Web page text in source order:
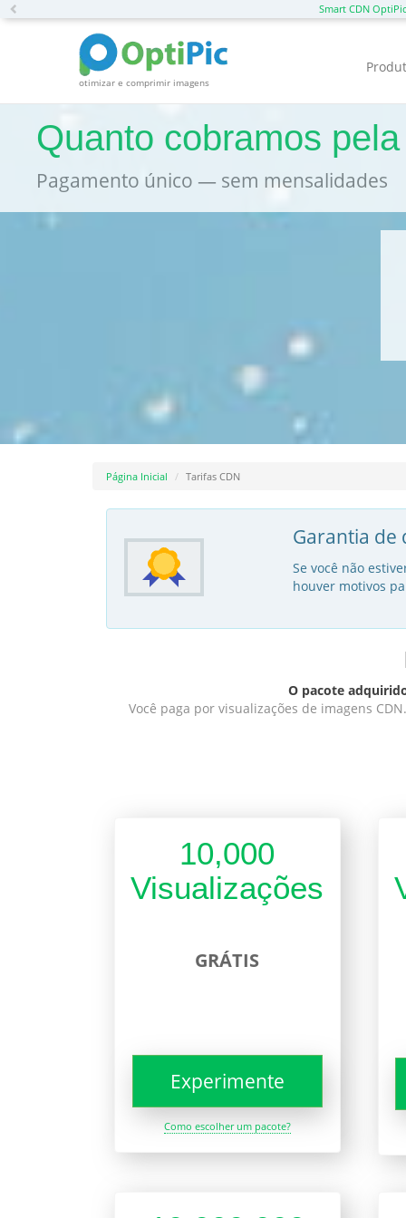
Smart CDN OptiPic
otimizar e comprimir imagens
Quanto cobramos
Pagamento único — sem mensalidades
Página Inicial Tarifas CDN
Garantia de
Se você não
houver motivos
O pacote
Você paga por visualizações de imagens
10,000
Visualizações
GRÁTIS
Experimente
Como escolher um pacote?